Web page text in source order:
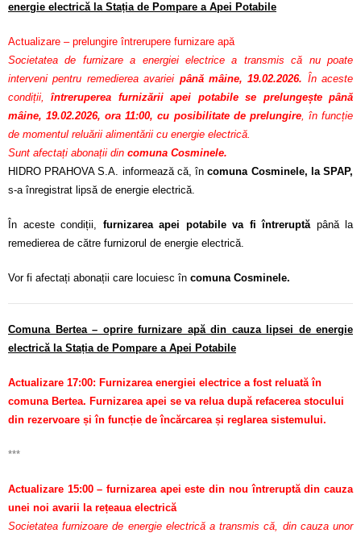
energie electrică la Stația de Pompare a Apei Potabile
Actualizare – prelungire întrerupere furnizare apă
Societatea de furnizare a energiei electrice a transmis că nu poate
interveni pentru remedierea avariei până mâine, 19.02.2026. În aceste
condiții,întreruperea furnizării apei potabile se prelungește până
mâine, 19.02.2026, ora 11:00, cu posibilitate de prelungire, în funcție
de momentul reluării alimentării cu energie electrică.
Sunt afectați abonații din comuna Cosminele.
HIDRO PRAHOVA S.A. informează că, încomuna Cosminele, la SPAP,
s-a înregistrat lipsă de energie electrică.
În aceste condiții, furnizarea apei potabile va fi întreruptă până la
remedierea de către furnizorul de energie electrică.
Vor fi afectați abonații care locuiesc în comuna Cosminele.
Comuna Bertea – oprire furnizare apă din cauza lipsei de energie
electrică la Stația de Pompare a Apei Potabile
Actualizare 17:00: Furnizarea energiei electrice a fost reluată în
comuna Bertea. Furnizarea apei se va relua după refacerea stocului
din rezervoare și în funcție de încărcarea și reglarea sistemului.
***
Actualizare 15:00 – furnizarea apei este din nou întreruptă din cauza
unei noi avarii la rețeaua electrică
Societatea furnizoare de energie electrică a transmis că, din cauza unor